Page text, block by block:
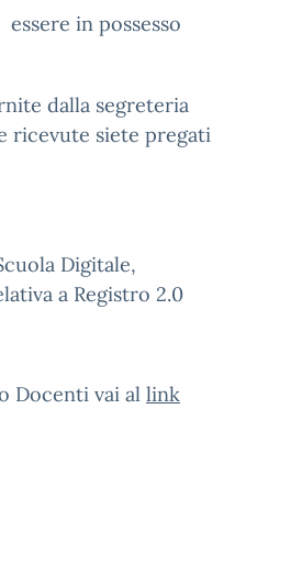
in possesso
dalla segreteria
ricevute siete pregati
Digitale,
a Registro 2.0
Docenti vai al link